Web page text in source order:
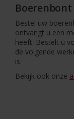
Boerenbont
Bestel uw
ontvangt u een
heeft. Bestelt u
de volgende
is.
Bekijk ook onze